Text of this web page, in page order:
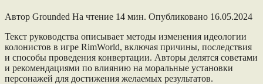
Автор Grounded На чтение 14 мин. Опубликовано 16.05.2024
Текст руководства описывает методы изменения идеологии
колонистов в игре RimWorld, включая причины, последствия
и способы проведения конвертации. Авторы делятся советами
и рекомендациями по влиянию на моральные установки
персонажей для достижения желаемых результатов.